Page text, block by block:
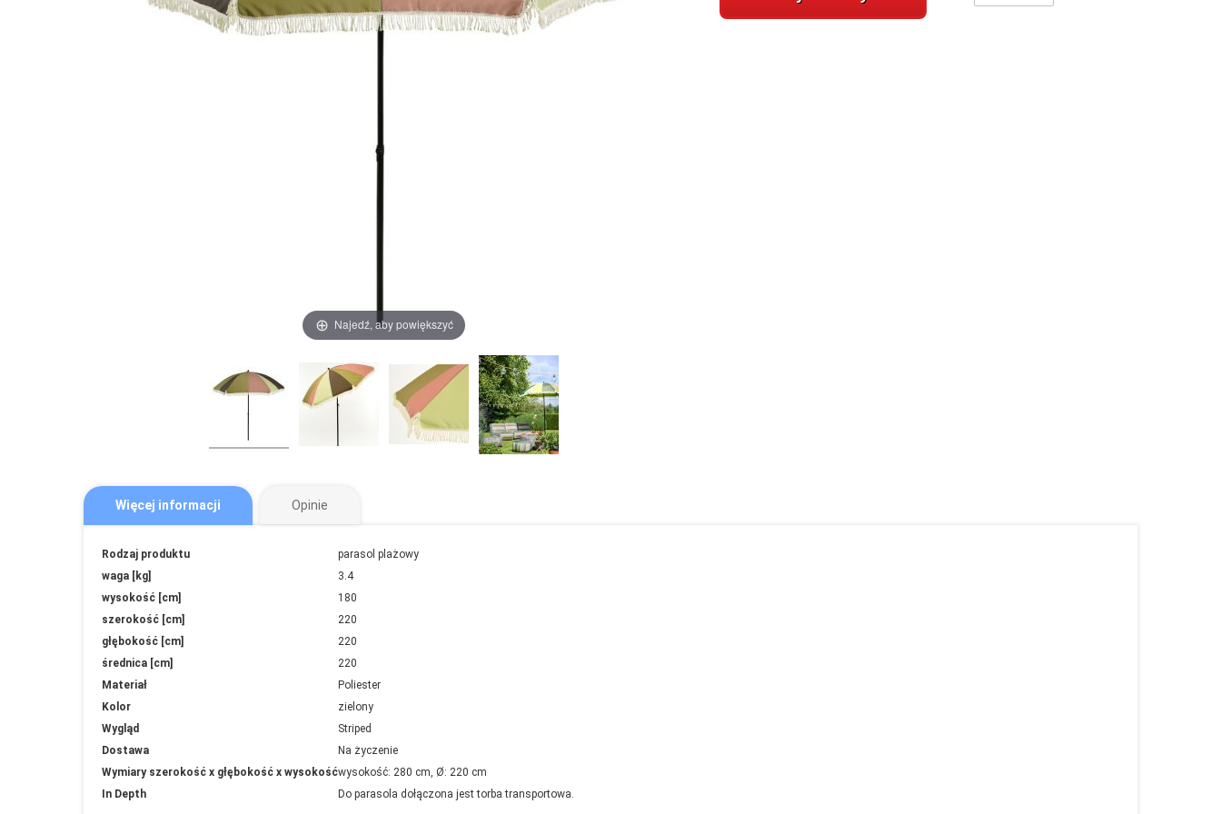
Najedź, aby powiększyć
Więcej informacji
Więcej
informacji
Rodzaj produktu
parasol plażowy
waga [kg]
3.4
wysokość [cm]
180
szerokość [cm]
220
głębokość [cm]
220
średnica [cm]
220
Materiał
Poliester
Kolor
zielony
Wygląd
Striped
Dostawa
Na życzenie
Wymiary szerokość x głębokość x wysokośćwysokość: 280 cm, Ø: 220 cm
In Depth
Do parasola dołączona jest torba transportowa.
Opinie